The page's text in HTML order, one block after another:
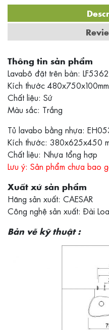
Thông tin sản phẩm
Lavabô đặt trên bàn: LF5362
Kích thước 480x750x100mm
Chất liệu: Sứ
Màu sắc: Trắng
Tủ lavabo bằng nhựa:
Kích thước: 380x625x450
Chất liệu: Nhựa tổng hợp
Lưu ý: Sản phẩm chưa bao
Xuất xứ sản phẩm
Hãng sản xuất: CAESAR
Công nghệ sản xuất: Đài
Bản vẽ kỹ thuật :